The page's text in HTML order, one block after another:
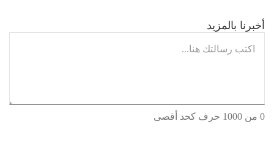
أخبرنا بالمزيد
0 من 1000 حرف كحد أقصى